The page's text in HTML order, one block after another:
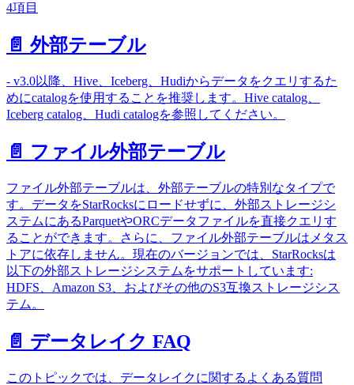
4項目
📄️ 外部テーブル
- v3.0以降、Hive、Iceberg、Hudiからデータをクエリするた
めにcatalogを使用することを推奨します。Hive catalog、
Iceberg catalog、Hudi catalogを参照してください。
📄️ ファイル外部テーブル
ファイル外部テーブルは、外部テーブルの特別なタイプで
す。データをStarRocksにロードせずに、外部ストレージシ
ステムにあるParquetやORCデータファイルを直接クエリす
ることができます。さらに、ファイル外部テーブルはメタス
トアに依存しません。現在のバージョンでは、StarRocksは
以下の外部ストレージシステムをサポートしています:
HDFS、Amazon S3、およびその他のS3互換ストレージシス
テム。
📄️ データレイク FAQ
このトピックでは、データレイクに関するよくある質問